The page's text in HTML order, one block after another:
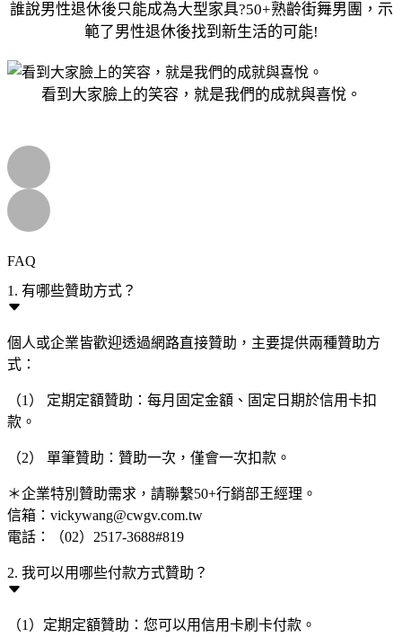
誰說男性退休後只能成為大型家具?50+熟齡街舞男團，示
範了男性退休後找到新生活的可能!
看到大家臉上的笑容，就是我們的成就與喜悅。
FAQ
1. 有哪些贊助方式？
個人或企業皆歡迎透過網路直接贊助，主要提供兩種贊助方
式：
（1） 定期定額贊助：每月固定金額、固定日期於信用卡扣
款。
（2） 單筆贊助：贊助一次，僅會一次扣款。
＊企業特別贊助需求，請聯繫50+行銷部王經理。
信箱：vickywang@cwgv.com.tw
電話：（02）2517-3688#819
2. 我可以用哪些付款方式贊助？
（1）定期定額贊助：您可以用信用卡刷卡付款。